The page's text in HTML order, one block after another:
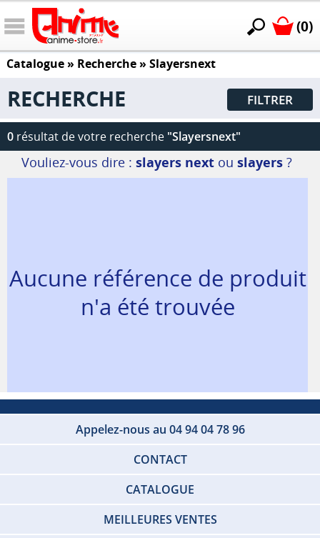
(0)
Catalogue» Recherche » Slayersnext
RECHERCHE FILTRER
0 résultat de votre recherche "Slayersnext"
Vouliez-vous dire : slayers next ou slayers ?
Aucune référence de produit
n'a été trouvée
Appelez-nous au 04 94 04 78 96
CONTACT
CATALOGUE
MEILLEURES VENTES